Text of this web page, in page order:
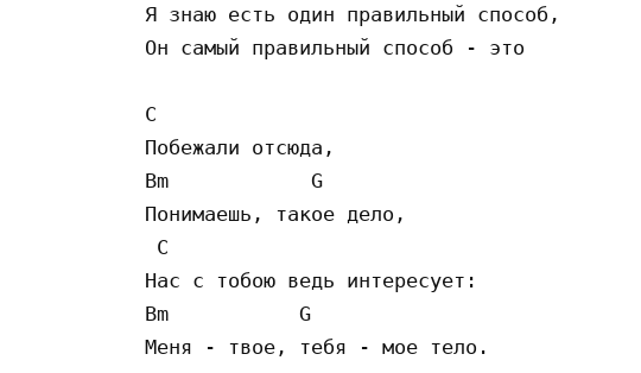
Я знаю есть один правильный способ,
Он самый правильный способ - это
C
Побежали отсюда,
Bm            G
Понимаешь, такое дело,
C
Нас с тобою ведь интересует:
Bm           G
Меня - твое, тебя - мое тело.